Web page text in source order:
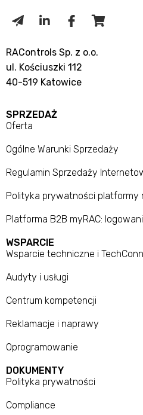
RAControls Sp. z o.o.
ul. Kościuszki 112
40-519 Katowice
SPRZEDAŻ
Oferta
Ogólne Warunki Sprzedaży
Regulamin Sprzedaży
Polityka prywatności platformy
Platforma B2B myRAC:
WSPARCIE
Wsparcie techniczne i
Audyty i usługi
Centrum kompetencji
Reklamacje i naprawy
Oprogramowanie
DOKUMENTY
Polityka prywatności
Compliance